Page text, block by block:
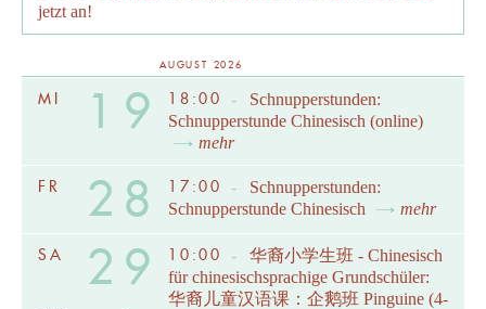
jetzt an!
AUGUST 2026
MI 19 18:00 -
Schnupperstunden:
Schnupperstunde Chinesisch (online)
mehr
FR 28 17:00 -
Schnupperstunden:
Schnupperstunde Chinesisch
mehr
SA 29 10:00 -
华裔小学生班 - Chinesisch
für chinesischsprachige Grundschüler:
华裔儿童汉语课：企鹅班 Pinguine (4-